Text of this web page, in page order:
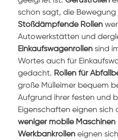
schon sagt, die Bewegung
Stoßdämpfende Rollen
Autowerkstätten und
Einkaufswagenrollen sind
Wortes auch für
gedacht. Rollen für
große Mülleimer bequem
Aufgrund ihrer festen und
Eigenschaften eignen sich
weniger mobile
Werkbankrollen eignen